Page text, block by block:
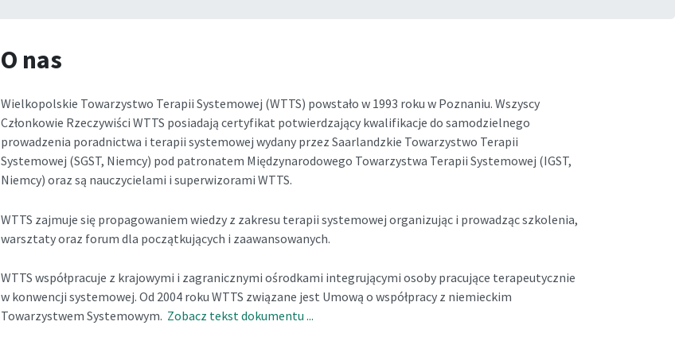
O nas
Wielkopolskie Towarzystwo Terapii Systemowej (WTTS) powstało w 1993 roku w Poznaniu. Wszyscy
Członkowie Rzeczywiści WTTS posiadają certyfikat potwierdzający kwalifikacje do samodzielnego
prowadzenia poradnictwa i terapii systemowej wydany przez Saarlandzkie Towarzystwo Terapii
Systemowej (SGST, Niemcy) pod patronatem Międzynarodowego Towarzystwa Terapii Systemowej (IGST,
Niemcy) oraz są nauczycielami i superwizorami WTTS.
WTTS zajmuje się propagowaniem wiedzy z zakresu terapii systemowej organizując i prowadząc szkolenia,
warsztaty oraz forum dla początkujących i zaawansowanych.
WTTS współpracuje z krajowymi i zagranicznymi ośrodkami integrującymi osoby pracujące terapeutycznie
w konwencji systemowej. Od 2004 roku WTTS związane jest Umową o współpracy z niemieckim
Towarzystwem Systemowym. Zobacz tekst dokumentu ...